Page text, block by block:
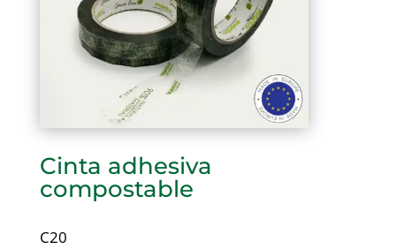
Cinta adhesiva
compostable
C20